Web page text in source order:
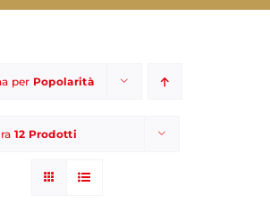
per Popolarità
12 Prodotti